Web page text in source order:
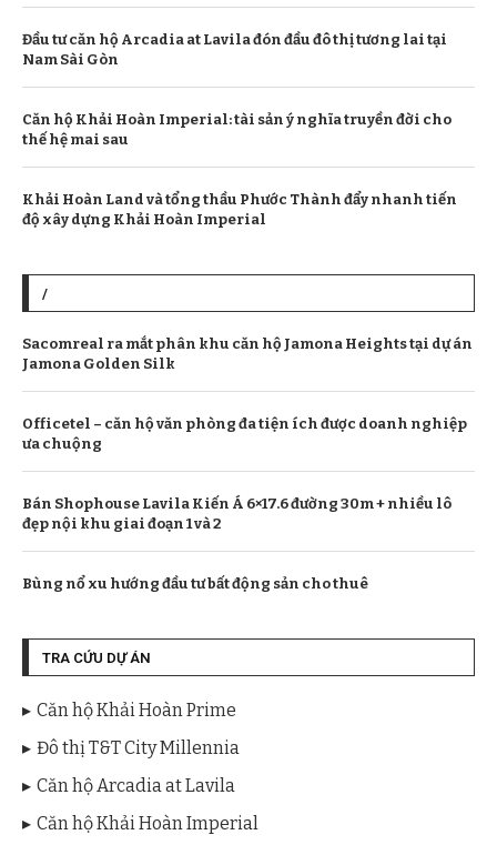
Đầu tư căn hộ Arcadia at Lavila đón đầu đô thị tương lai tại
Nam Sài Gòn
Căn hộ Khải Hoàn Imperial: tài sản ý nghĩa truyền đời cho
thế hệ mai sau
Khải Hoàn Land và tổng thầu Phước Thành đẩy nhanh tiến
độ xây dựng Khải Hoàn Imperial
/
Sacomreal ra mắt phân khu căn hộ Jamona Heights tại dự án
Jamona Golden Silk
Officetel – căn hộ văn phòng đa tiện ích được doanh nghiệp
ưa chuộng
Bán Shophouse Lavila Kiến Á 6×17.6 đường 30m + nhiều lô
đẹp nội khu giai đoạn 1 và 2
Bùng nổ xu hướng đầu tư bất động sản cho thuê
TRA CỨU DỰ ÁN
Căn hộ Khải Hoàn Prime
Đô thị T&T City Millennia
Căn hộ Arcadia at Lavila
Căn hộ Khải Hoàn Imperial